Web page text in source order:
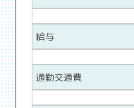
給与
通勤交通費